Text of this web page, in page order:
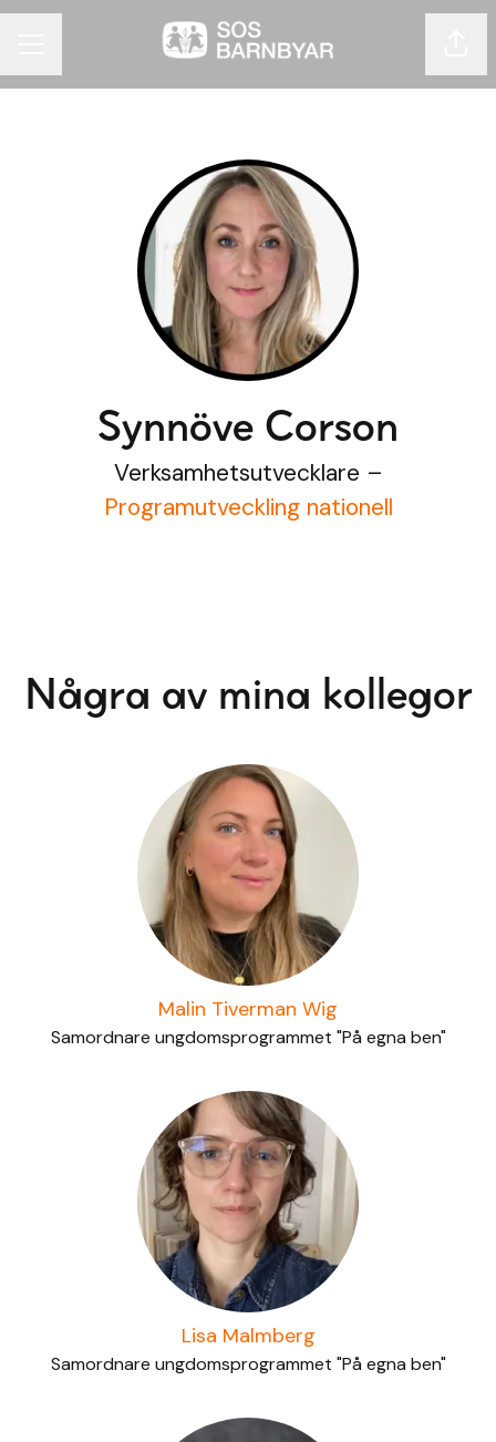
Synnöve Corson
Verksamhetsutvecklare –
Programutveckling nationell
Några av mina kollegor
Malin Tiverman Wig
Samordnare ungdomsprogrammet "På egna ben"
Lisa Malmberg
Samordnare ungdomsprogrammet "På egna ben"